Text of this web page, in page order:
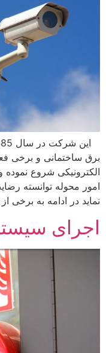
ساختمانی و برخی
شروع نموده و
محوله توانسته
در ادامه به برخی از